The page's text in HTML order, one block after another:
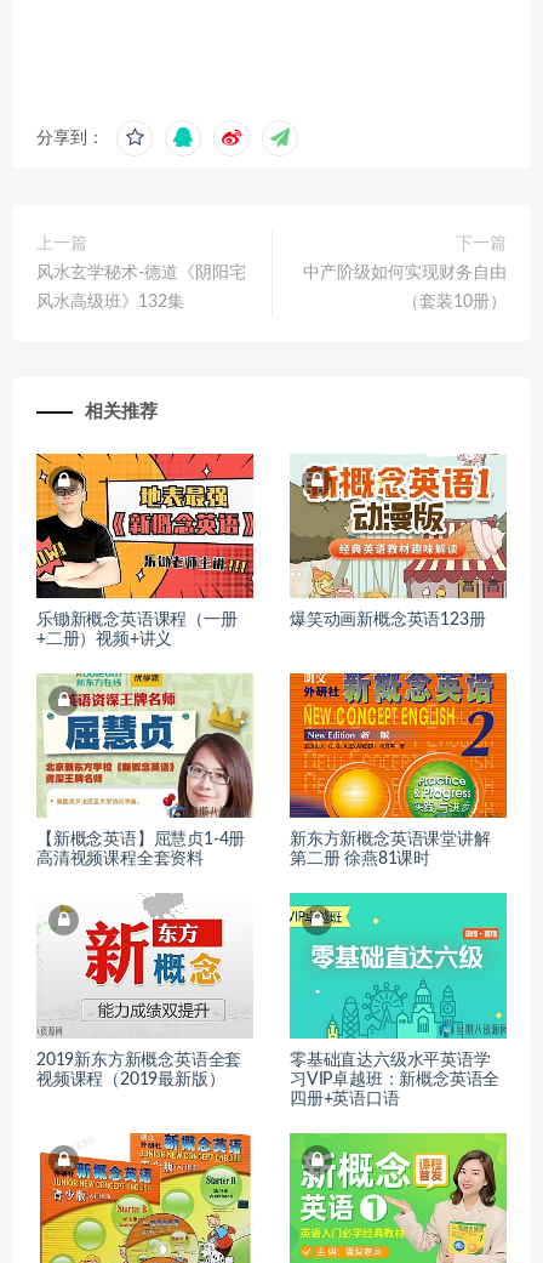
分享到：
上一篇
风水玄学秘术-德道《阴阳宅
风水高级班》132集
下一篇
中产阶级如何实现财务自由
（套装10册）
相关推荐
乐锄新概念英语课程（一册
+二册）视频+讲义
爆笑动画新概念英语123册
【新概念英语】屈慧贞1-4册
高清视频课程全套资料
新东方新概念英语课堂讲解
第二册 徐燕81课时
2019新东方新概念英语全套
视频课程（2019最新版）
零基础直达六级水平英语学
习VIP卓越班：新概念英语全
四册+英语口语